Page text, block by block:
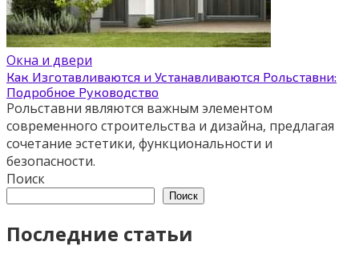
Окна и двери
Как Изготавливаются и Устанавливаются Рольставни:
Подробное Руководство
Рольставни являются важным элементом
современного строительства и дизайна, предлагая
сочетание эстетики, функциональности и
безопасности.
Поиск
Поиск
Последние статьи